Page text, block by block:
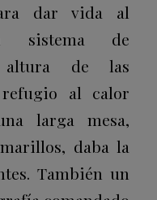
dar vida al
sistema de
de las
refugio al calor
larga mesa,
daba la
También un